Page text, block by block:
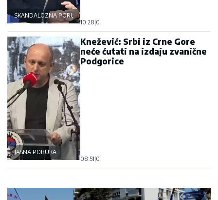
SKANDALOZNA PORUKA
10:28 0
JASNA PORUKA
Knežević: Srbi iz Crne Gore
neće ćutati na izdaju zvanične
Podgorice
08:51 0